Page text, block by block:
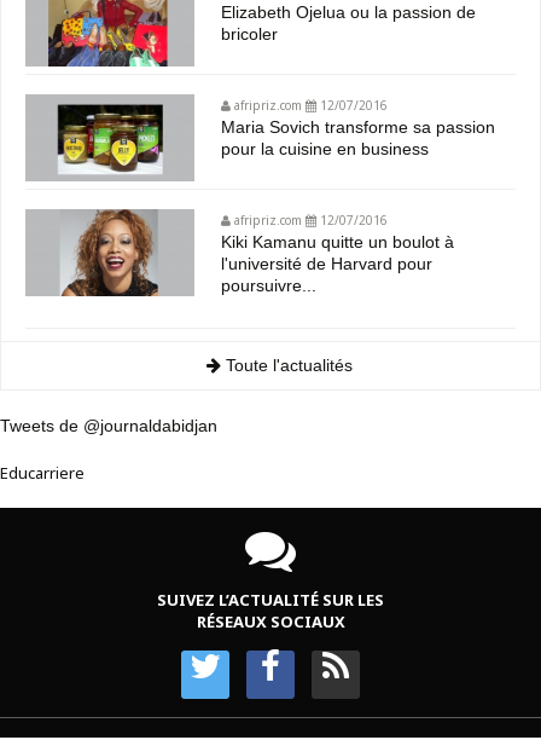
Elizabeth Ojelua ou la passion de
bricoler
afripriz.com 12/07/2016
Maria Sovich transforme sa passion
pour la cuisine en business
afripriz.com 12/07/2016
Kiki Kamanu quitte un boulot à
l'université de Harvard pour
poursuivre...
Toute l'actualités
Tweets de @journaldabidjan
Educarriere
SUIVEZ L’ACTUALITÉ SUR LES
RÉSEAUX SOCIAUX